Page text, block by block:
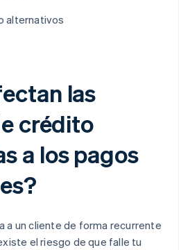
alternativos
las
crédito
a los pagos
a un cliente de forma recurrente
el riesgo de que falle tu